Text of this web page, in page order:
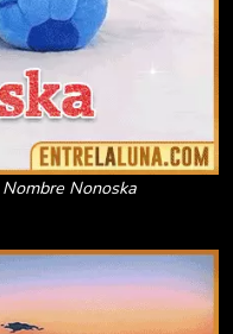
Nonoska